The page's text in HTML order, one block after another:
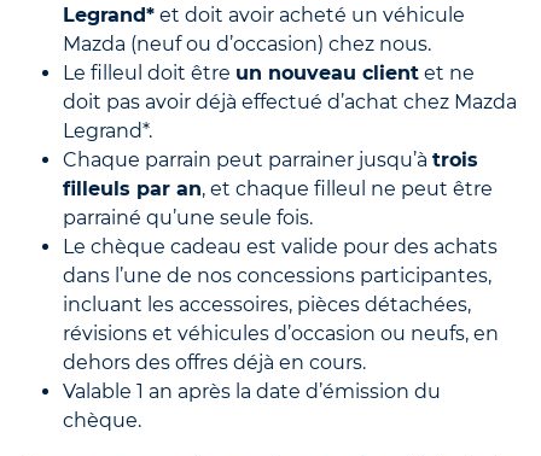
Legrand* et doit avoir acheté un véhicule
Mazda (neuf ou d’occasion) chez nous.
Le filleul doit être un nouveau client et ne
doit pas avoir déjà effectué d’achat chez Mazda
Legrand*.
Chaque parrain peut parrainer jusqu’à trois
filleuls par an, et chaque filleul ne peut être
parrainé qu’une seule fois.
Le chèque cadeau est valide pour des achats
dans l’une de nos concessions participantes,
incluant les accessoires, pièces détachées,
révisions et véhicules d’occasion ou neufs, en
dehors des offres déjà en cours.
Valable 1 an après la date d’émission du
chèque.